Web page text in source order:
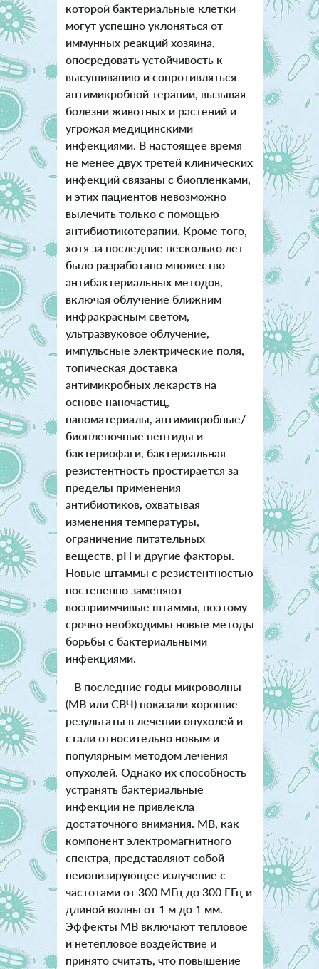
которой бактериальные клетки
могут успешно уклоняться от
иммунных реакций хозяина,
опосредовать устойчивость к
высушиванию и сопротивляться
антимикробной терапии, вызывая
болезни животных и растений и
угрожая медицинскими
инфекциями. В настоящее время
не менее двух третей клинических
инфекций связаны с биопленками,
и этих пациентов невозможно
вылечить только с помощью
антибиотикотерапии. Кроме того,
хотя за последние несколько лет
было разработано множество
антибактериальных методов,
включая облучение ближним
инфракрасным светом,
ультразвуковое облучение,
импульсные электрические поля,
топическая доставка
антимикробных лекарств на
основе наночастиц,
наноматериалы, антимикробные/
биопленочные пептиды и
бактериофаги, бактериальная
резистентность простирается за
пределы применения
антибиотиков, охватывая
изменения температуры,
ограничение питательных
веществ, pH и другие факторы.
Новые штаммы с резистентностью
постепенно заменяют
восприимчивые штаммы, поэтому
срочно необходимы новые методы
борьбы с бактериальными
инфекциями.
В последние годы микроволны
(МВ или СВЧ) показали хорошие
результаты в лечении опухолей и
стали относительно новым и
популярным методом лечения
опухолей. Однако их способность
устранять бактериальные
инфекции не привлекла
достаточного внимания. МВ, как
компонент электромагнитного
спектра, представляют собой
неионизирующее излучение с
частотами от 300 МГц до 300 ГГц и
длиной волны от 1 м до 1 мм.
Эффекты МВ включают тепловое
и нетепловое воздействие и
принято считать, что повышение